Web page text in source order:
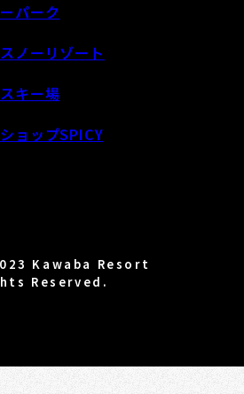
パーク
ノーリゾート
キー場
ョップSPICY
Kawaba Resort
Reserved.